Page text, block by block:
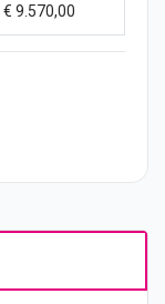
€ 9.570,00